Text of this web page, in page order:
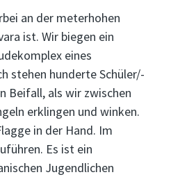
an der meterhohen
ist. Wir biegen ein
eines
stehen hunderte Schüler/-
Beifall, als wir zwischen
erklingen und winken.
in der Hand. Im
Es ist ein
Jugendlichen